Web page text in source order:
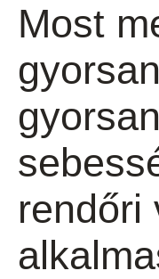
Most
rendőri